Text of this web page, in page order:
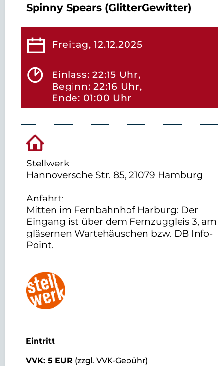
Spinny Spears (GlitterGewitter)
Freitag, 12.12.2025
Einlass: 22:15 Uhr,
Beginn: 22:16 Uhr,
Ende: 01:00 Uhr
Stellwerk
Hannoversche Str. 85, 21079 Hamburg
Anfahrt:
Mitten im Fernbahnhof Harburg: Der
Eingang ist über dem Fernzuggleis 3, am
gläsernen Wartehäuschen bzw. DB Info-
Point.
Eintritt
VVK: 5 EUR (zzgl. VVK-Gebühr)